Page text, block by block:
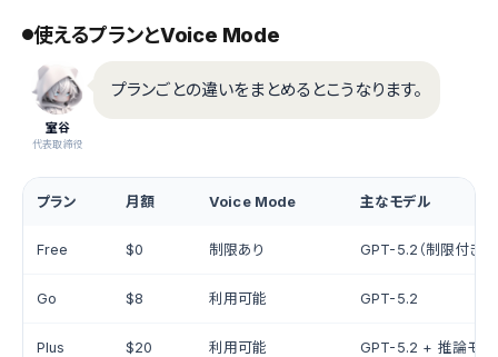
使えるプランとVoice Mode
室谷
代表取締役
プランごとの違いをまとめるとこうなります。
プラン 月額 Voice Mode 主なモデル
Free $0 制限あり GPT-5.2（制限付き）
Go $8 利用可能 GPT-5.2
Plus $20 利用可能 GPT-5.2 + 推論モデ